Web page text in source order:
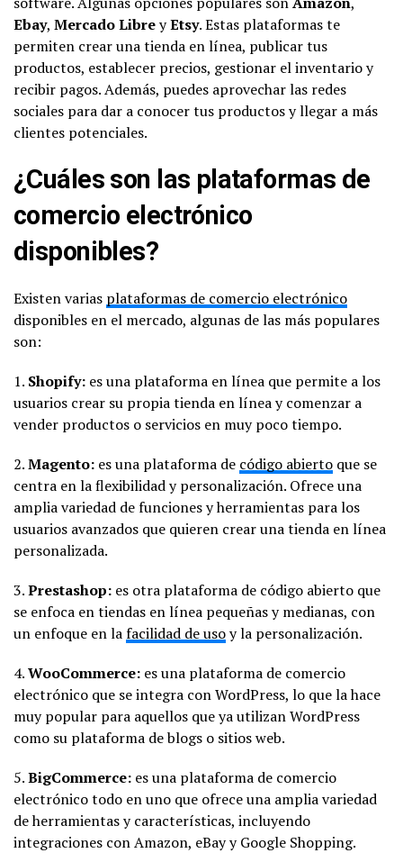
Ebay, Mercado LibreyEtsy. Estas plataformas te
permiten crear una tienda en línea, publicar tus
productos, establecer precios, gestionar el inventario y
recibir pagos. Además, puedes aprovechar las redes
sociales para dar a conocer tus productos y llegar a más
clientes potenciales.
¿Cuáles son las plataformas de
comercio electrónico
disponibles?
Existen varias plataformas de comercio electrónico
disponibles en el mercado, algunas de las más populares
son:
1. Shopify: es una plataforma en línea que permite a los
usuarios crear su propia tienda en línea y comenzar a
vender productos o servicios en muy poco tiempo.
2.Magento: es una plataforma de código abierto que se
centra en la flexibilidad y personalización. Ofrece una
amplia variedad de funciones y herramientas para los
usuarios avanzados que quieren crear una tienda en línea
personalizada.
3.Prestashop: es otra plataforma de código abierto que
se enfoca en tiendas en línea pequeñas y medianas, con
un enfoque en lafacilidad de usoy la personalización.
4.WooCommerce: es una plataforma de comercio
electrónico que se integra con WordPress, lo que la hace
muy popular para aquellos que ya utilizan WordPress
como su plataforma de blogs o sitios web.
5.BigCommerce: es una plataforma de comercio
electrónico todo en uno que ofrece una amplia variedad
de herramientas y características, incluyendo
integraciones con Amazon, eBay y Google Shopping.